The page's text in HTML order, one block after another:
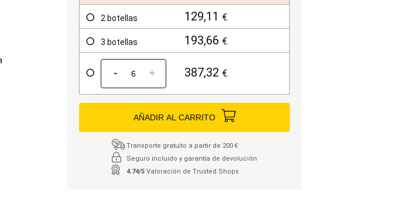
2 botellas 129,11 €
3 botellas 193,66 €
- + 387,32 €
AÑADIR AL CARRITO
Transporte gratuito a partir de 200 €
Seguro incluido y garantía de devolución
4.74/5 Valoración de Trusted Shops